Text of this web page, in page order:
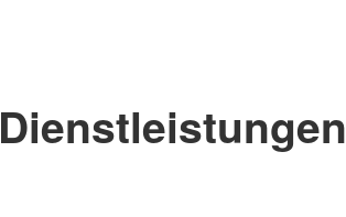
Dienstleistungen